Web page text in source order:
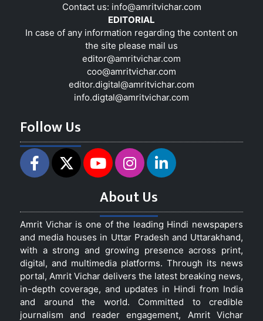
Contact us: info@amritvichar.com
EDITORIAL
In case of any information regarding the content on
the site please mail us
editor@amritvichar.com
coo@amritvichar.com
editor.digital@amritvichar.com
info.digtal@amritvichar.com
Follow Us
About Us
Amrit Vichar is one of the leading Hindi newspapers
and media houses in Uttar Pradesh and Uttarakhand,
with a strong and growing presence across print,
digital, and multimedia platforms. Through its news
portal, Amrit Vichar delivers the latest breaking news,
in-depth coverage, and updates in Hindi from India
and around the world. Committed to credible
journalism and reader engagement, Amrit Vichar